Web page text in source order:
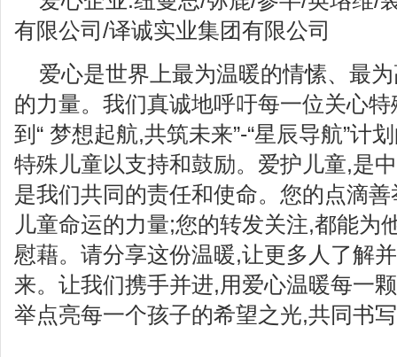
有限公司/译诚实业集团有限公司
爱心是世界上最为温暖的情愫、最
的力量。我们真诚地呼吁每一位关心
到“ 梦想起航,共筑未来”-“星辰导航”计
特殊儿童以支持和鼓励。爱护儿童,是
是我们共同的责任和使命。您的点滴
儿童命运的力量;您的转发关注,都能为
慰藉。请分享这份温暖,让更多人了解
来。让我们携手并进,用爱心温暖每一
举点亮每一个孩子的希望之光,共同书